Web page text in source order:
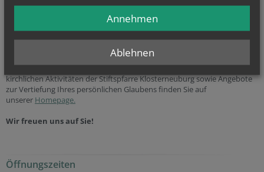
Dann freuen wir uns, Sie in der Stiftspfarre Klosterneuburg
Sie wollen den Glauben gemeinsam mit anderen entdecken?
Aktuelle Informationen zum Mitfeiern der Heiligen Messen und der
kirchlichen Aktivitäten der Stiftspfarre Klosterneuburg sowie Angebote
zur Vertiefung Ihres persönlichen Glaubens finden Sie auf
unserer Homepage.
Wir freuen uns auf Sie!
Öffnungszeiten
Ablehnen
Annehmen